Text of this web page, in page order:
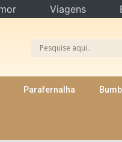
Parafernalha
Viagens